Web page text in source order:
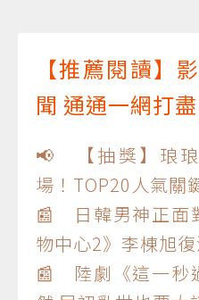
【推薦閱讀】
聞 通通一網打盡
📢 【抽獎】琅
場！TOP20人氣關
📰 日韓男神正面
物中心2》李棟旭
📰 陸劇《這一秒